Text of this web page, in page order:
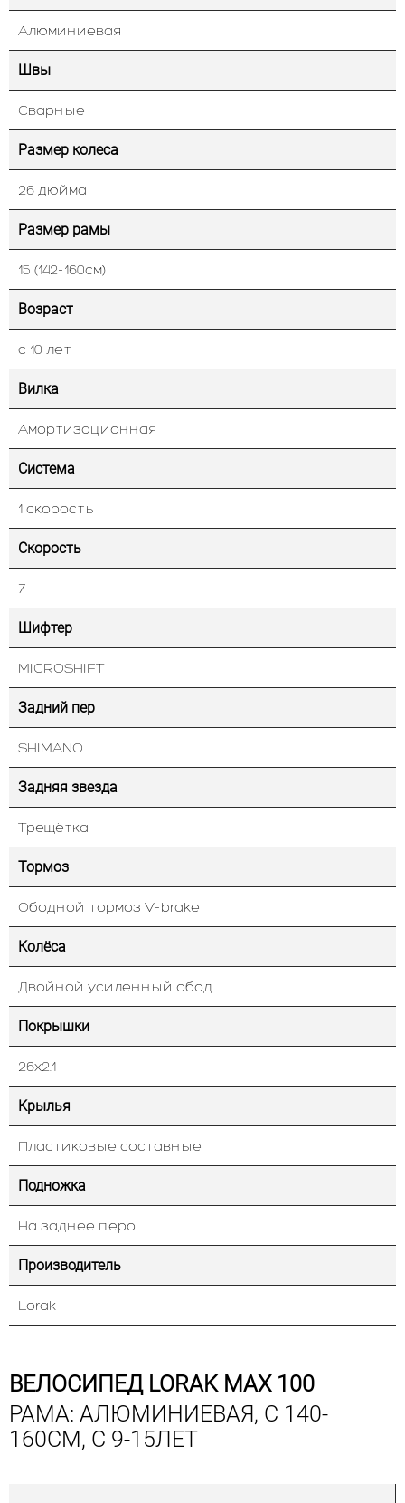
Алюминиевая
Швы
Сварные
Размер колеса
26 дюйма
Размер рамы
15 (142-160см)
Возраст
с 10 лет
Вилка
Амортизационная
Система
1 скорость
Скорость
7
Шифтер
MICROSHIFT
Задний пер
SHIMANO
Задняя звезда
Трещётка
Тормоз
Ободной тормоз V-brake
Колёса
Двойной усиленный обод
Покрышки
26х2.1
Крылья
Пластиковые составные
Подножка
На заднее перо
Производитель
Lorak
ВЕЛОСИПЕД LORAK MAX 100
РАМА: АЛЮМИНИЕВАЯ, С 140-
160СМ, С 9-15ЛЕТ